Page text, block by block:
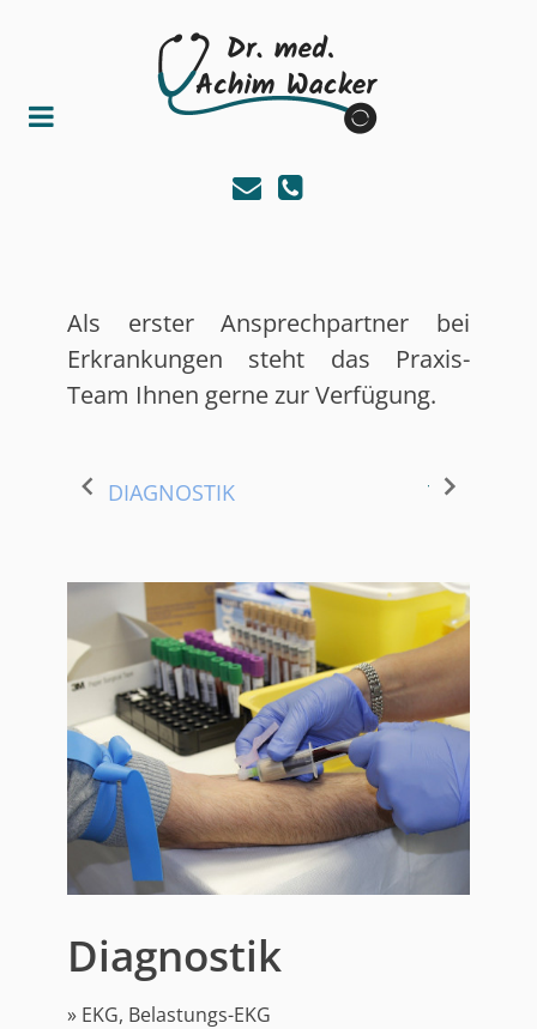
Als erster Ansprechpartner bei
Erkrankungen steht das Praxis-
Team Ihnen gerne zur Verfügung.
DIAGNOSTIK
Diagnostik
» EKG, Belastungs-EKG